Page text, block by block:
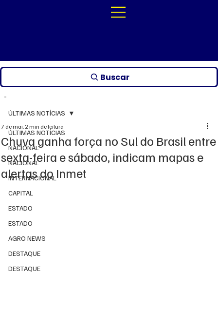
Buscar
ÚLTIMAS NOTÍCIAS
NACIONAL
NACIONAL
INTERNACIONAL
CAPITAL
ESTADO
ESTADO
AGRO NEWS
DESTAQUE
DESTAQUE
ÚLTIMAS NOTÍCIAS
Chuva ganha força no Sul do Brasil entre
sexta-feira e sábado, indicam mapas e
alertas do Inmet
7 de mai.2 min de leitura